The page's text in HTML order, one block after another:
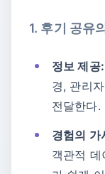
1. 후기 공유
정보 제공:
경, 관리
전달한다.
경험의 가
객관적